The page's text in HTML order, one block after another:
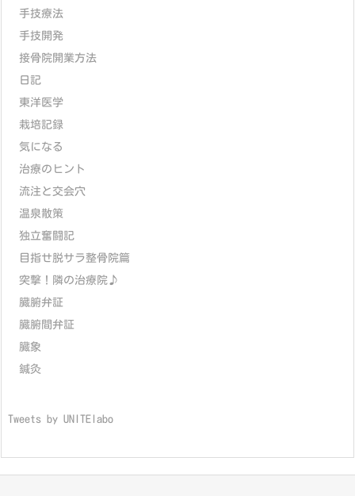
手技療法
手技開発
接骨院開業方法
日記
東洋医学
栽培記録
気になる
治療のヒント
流注と交会穴
温泉散策
独立奮闘記
目指せ脱サラ整骨院篇
突撃！隣の治療院♪
臓腑弁証
臓腑間弁証
臓象
鍼灸
Tweets by UNITElabo